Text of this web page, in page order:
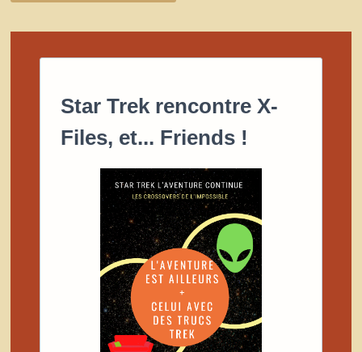
Star Trek rencontre X-
Files, et... Friends !